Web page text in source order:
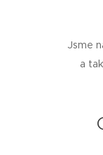
Jsme
a